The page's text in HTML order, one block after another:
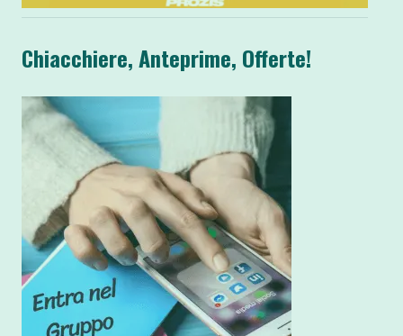
Chiacchiere, Anteprime, Offerte!